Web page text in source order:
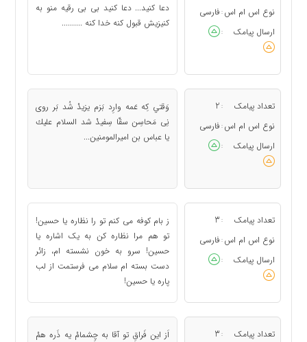
نوع اس ام اس : فارسی
ارسال پیامک
:
دعا کنید... دعا کنید بی بی رقیه منو به
کنیزیش قبول کنه خدا کنه ..........
تعداد پیامک :
2
نوع اس ام اس : فارسی
ارسال پیامک
:
وَقتي كِه عَمه وارِد بَزم يزيدْ شُد بَر روى
نِى مَحاسِن سقّا سِفيدْ شد السلام عليك
يا عباس بن اميرالمومنين...
تعداد پیامک :
3
نوع اس ام اس : فارسی
ارسال پیامک
:
ز بام کوفه می کنم تو را نظاره یا حسین!
تو هم مرا نظاره کن به یک اشاره یا
حسین! سرو به خون نشسته ام، زائر
دست بسته ام سلام می فرستمت از لب
پاره یا حسین!
تعداد پیامک :
3
اَز اين فَراقِ تو آقا به چِشمامْ يه ذَره همْ